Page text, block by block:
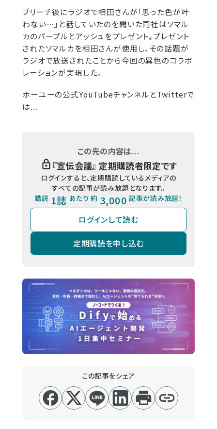
ブリーチ後にラジオで相田さんが「思った色が叶
わない…」と話していたのを聞いた同社はソマル
カのパープルとアッシュをプレゼント。プレゼント
されたソマルカを相田さんが使用し、その話題が
ラジオで放送されたことから今回の異色のコラボ
レーションが実現した。
ホーユーの公式YouTubeチャンネルとTwitterで
は...
この先の内容は...
『宣伝会議』 定期購読者限定です
ログインすると、定期購読しているメディアの
すべての記事が読み放題となります。
購読 1誌 あたり 約 3,000 記事が読み放題！
ログインして読む
定期購読を申し込む
この記事をシェア